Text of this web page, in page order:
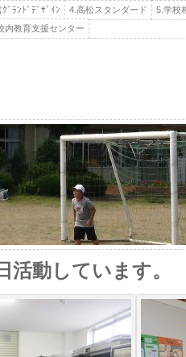
ﾞﾗﾝﾄﾞﾃﾞｻﾞｲﾝ 4.高松スタンダード 5.学校
内教育支援センター
動しています。